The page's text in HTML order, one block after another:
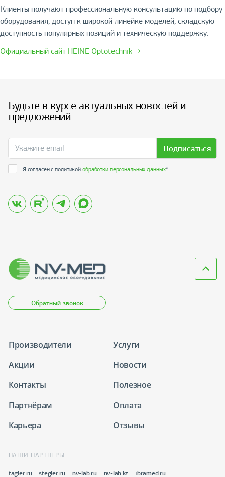
Клиенты получают профессиональную консультацию по подбору
оборудования, доступ к широкой линейке моделей, складскую
доступность популярных позиций и техническую поддержку.
Официальный сайт HEINE Optotechnik →
Будьте в курсе актуальных новостей и
предложений
Подписаться
Я согласен с политикойобработки персональных данных*
Обратный звонок
Производители
Услуги
Акции
Новости
Контакты
Полезное
Партнёрам
Оплата
Карьера
Отзывы
НАШИ ПАРТНЕРЫ
tagler.ru stegler.ru nv-lab.ru nv-lab.kz ibramed.ru